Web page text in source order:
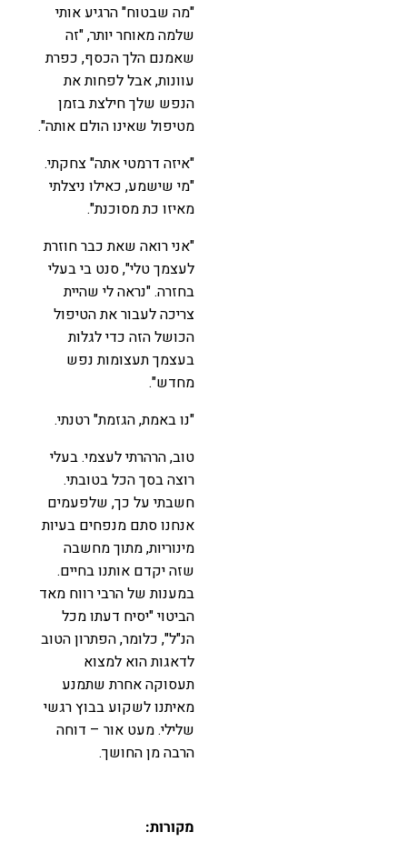
"מה שבטוח" הרגיע אותי
שלמה מאוחר יותר, "זה
שאמנם הלך הכסף, כפרת
עוונות, אבל לפחות את
הנפש שלך חילצת בזמן
מטיפול שאינו הולם אותה".
"איזה דרמטי אתה" צחקתי.
"מי שישמע, כאילו ניצלתי
מאיזו כת מסוכנת".
"אני רואה שאת כבר חוזרת
לעצמך טלי", סנט בי בעלי
בחזרה. "נראה לי שהיית
צריכה לעבור את הטיפול
הכושל הזה כדי לגלות
בעצמך תעצומות נפש
מחדש".
"נו באמת, הגזמת" רטנתי.
טוב, הרהרתי לעצמי. בעלי
רוצה בסך הכל בטובתי.
חשבתי על כך, שלפעמים
אנחנו סתם מנפחים בעיות
מינוריות, מתוך מחשבה
שזה יקדם אותנו בחיים.
במענות של הרבי רווח מאד
הביטוי "יסיח דעתו מכל
הנ"ל", כלומר, הפתרון הטוב
לדאגות הוא למצוא
תעסוקה אחרת שתמנע
מאיתנו לשקוע בבוץ רגשי
שלילי. מעט אור – דוחה
הרבה מן החושך.
מקורות: